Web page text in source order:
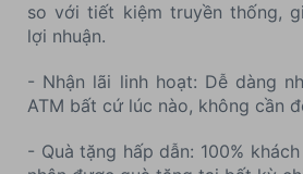
so với tiết kiệm truyền thống,
lợi nhuận.
- Nhận lãi linh hoạt: Dễ dàng
ATM bất cứ lúc nào, không cần
- Quà tặng hấp dẫn: 100%